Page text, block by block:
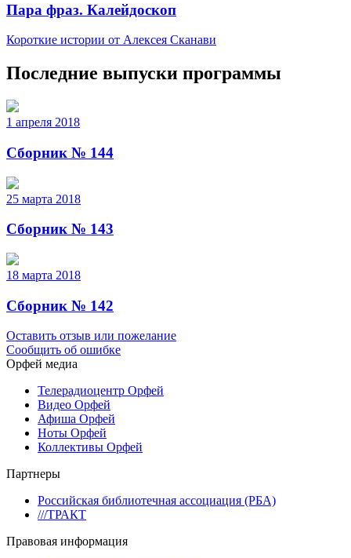
Пара фраз. Калейдоскоп
Короткие истории от Алексея Сканави
Последние выпуски программы
1 апреля 2018
Сборник № 144
25 марта 2018
Сборник № 143
18 марта 2018
Сборник № 142
Оставить отзыв или пожелание
Сообщить об ошибке
Орфей медиа
Телерадиоцентр Орфей
Видео Орфей
Афиша Орфей
Ноты Орфей
Коллективы Орфей
Партнеры
Российская библиотечная ассоциация (РБА)
///ТРАКТ
Правовая информация